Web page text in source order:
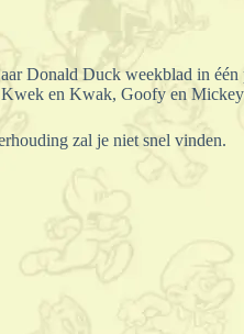
Donald Duck weekblad in één
en Kwak, Goofy en
zal je niet snel vinden.